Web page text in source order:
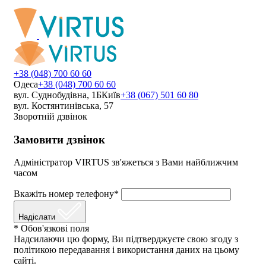
+38 (048) 700 60 60
Одеса+38 (048) 700 60 60
вул. Суднобудівна, 1БКиїв+38 (067) 501 60 80
вул. Костянтинівська, 57
Зворотній дзвінок
Замовити дзвінок
Адміністратор VIRTUS зв'яжеться з Вами найближчим
часом
Вкажіть номер телефону*
Надіслати
* Обов'язкові поля
Надсилаючи цю форму, Ви підтверджуєте свою згоду з
політикою передавання і використання даних на цьому
сайті.